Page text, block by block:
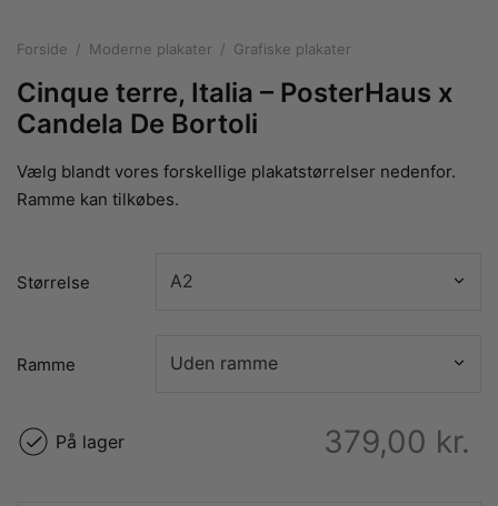
Forside / Moderne plakater / Grafiske plakater
Cinque terre, Italia – PosterHaus x
Candela De Bortoli
Vælg blandt vores forskellige plakatstørrelser nedenfor.
Ramme kan tilkøbes.
Størrelse
Ramme
379,00 kr.
På lager
i pastelfarver
plakater
med kvinder